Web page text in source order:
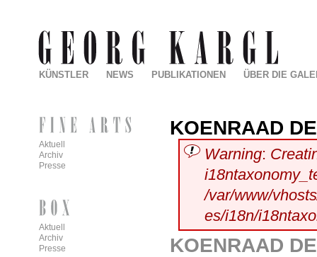
KOENRAAD
Warning:
/var/www/
es/i18n/
KOENRAAD
KÜNSTLER NEWS PUBLIKATIONEN ÜBER DIE
Aktuell
Archiv
Presse
Aktuell
Archiv
Presse